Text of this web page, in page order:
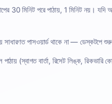
30 মিনিট পরে পাঠায়, 1 মিনিট নয়। যদি
সাধারণত পাসওয়ার্ড থাকে না —
(স্বাগত বার্তা, রিসেট লিঙ্ক, রিকভারি